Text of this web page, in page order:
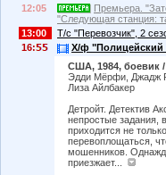
12:05
Премьера.
"Следующая станция:
13:00
Т/с "Перевозчик", 2
16:
Х/ф "Полицейский
США, 1984, боевик
Эдди Мёрфи, Джадж
Лиза Айлбакер
Детройт. Детектив
непростые задания,
приходится не
перевоплощаться,
мошенников.
приезжает...